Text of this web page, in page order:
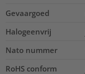
Gevaargoed
Halogeenvrij
Nato nummer
RoHS conform